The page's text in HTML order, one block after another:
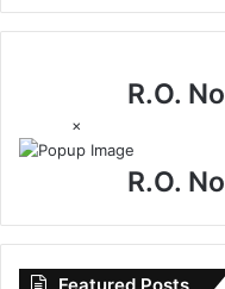
R.O.
×
R.O.